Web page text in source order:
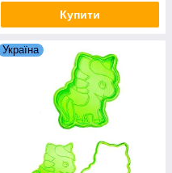
Купити
Україна